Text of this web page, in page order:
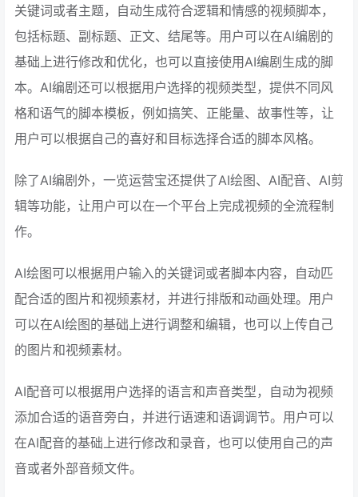
关键词或者主题，自动生成符合逻辑和情感的视频脚本，
包括标题、副标题、正文、结尾等。用户可以在AI编剧的
基础上进行修改和优化，也可以直接使用AI编剧生成的脚
本。AI编剧还可以根据用户选择的视频类型，提供不同风
格和语气的脚本模板，例如搞笑、正能量、故事性等，让
用户可以根据自己的喜好和目标选择合适的脚本风格。
除了AI编剧外，一览运营宝还提供了AI绘图、AI配音、AI剪
辑等功能，让用户可以在一个平台上完成视频的全流程制
作。
AI绘图可以根据用户输入的关键词或者脚本内容，自动匹
配合适的图片和视频素材，并进行排版和动画处理。用户
可以在AI绘图的基础上进行调整和编辑，也可以上传自己
的图片和视频素材。
AI配音可以根据用户选择的语言和声音类型，自动为视频
添加合适的语音旁白，并进行语速和语调调节。用户可以
在AI配音的基础上进行修改和录音，也可以使用自己的声
音或者外部音频文件。